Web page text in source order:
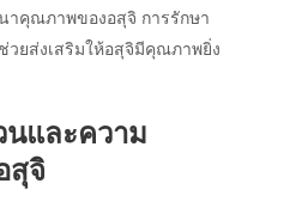
คุณภาพของอสุจิ การรักษา
วยส่งเสริมให้อสุจิมีคุณภาพยิ่ง
นและความ
สุจิ